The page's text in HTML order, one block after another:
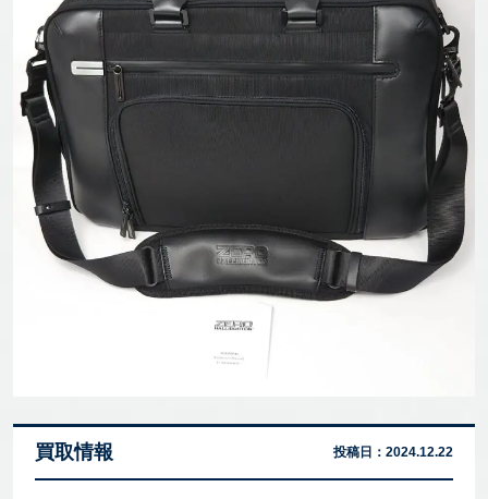
買取情報 投稿日： 2024.12.22